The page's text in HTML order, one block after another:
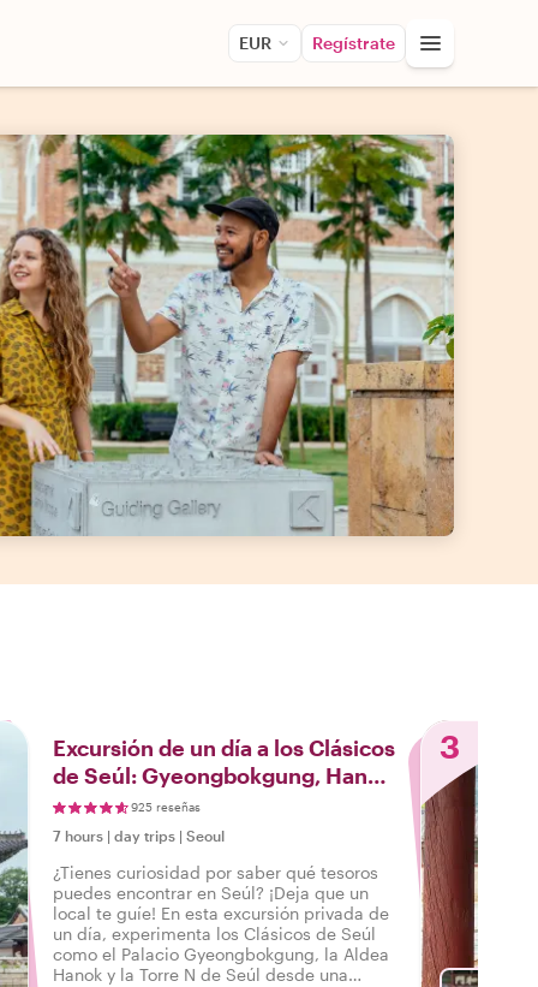
EUR Regístrate
Excursión de un día a los Clásicos
de Seúl: Gyeongbokgung, Hanok
y la Torre N de Seúl
925 reseñas
7 hours | day trips | Seoul
¿Tienes curiosidad por saber qué tesoros
puedes encontrar en Seúl? ¡Deja que un
local te guíe! En esta excursión privada de
un día, experimenta los Clásicos de Seúl
como el Palacio Gyeongbokgung, la Aldea
Hanok y la Torre N de Seúl desde una
3